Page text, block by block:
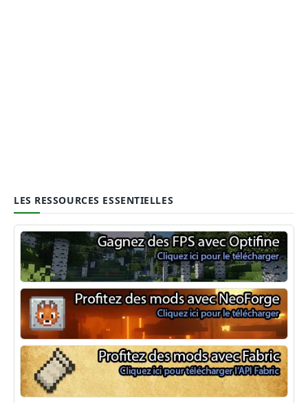
LES RESSOURCES ESSENTIELLES
Optifine
NeoForge
Minecraft Fabric